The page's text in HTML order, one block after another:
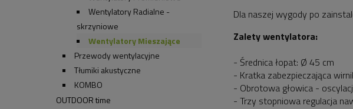
Wentylatory Radialne -
skrzyniowe
Wentylatory Mieszające
Przewody wentylacyjne
Tłumiki akustyczne
KOMBO
OUTDOOR time
Dla naszej wygody po
Zalety wentylatora:
- Średnica łopat: Ø 45 cm
- Kratka zabezpieczająca
- Obrotowa głowica -
- Trzy stopniowa regulacja